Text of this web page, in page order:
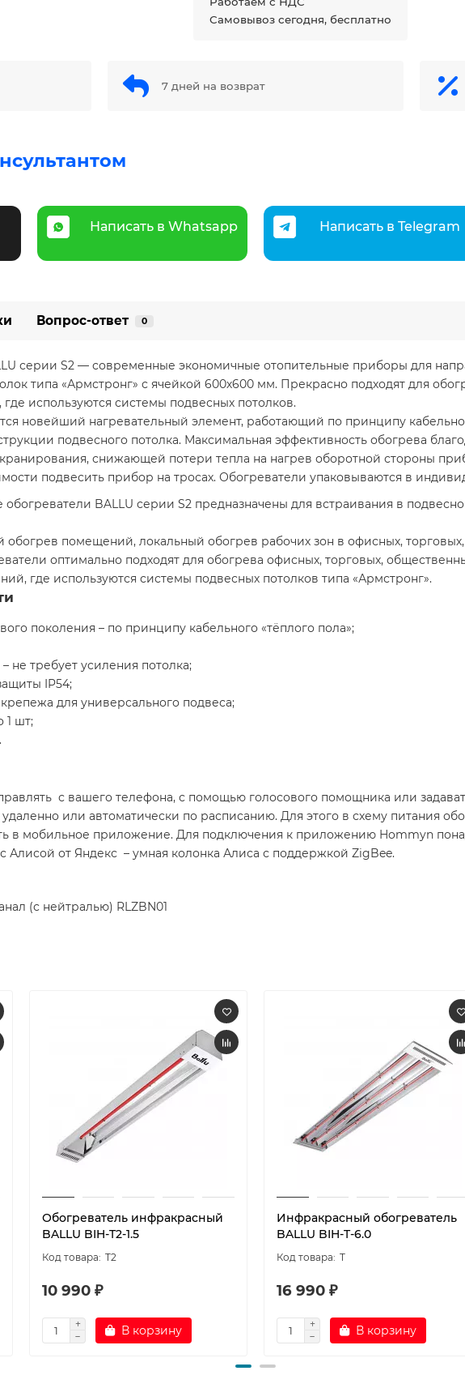
Самовывоз сегодня, бесплатно
7 дней на возврат
Написать в Whatsapp Написать в Telegram
Вопрос-ответ 0
серии S2 — современные экономичные отопительные приборы для
типа «Армстронг» с ячейкой 600х600 мм. Прекрасно подходят для
используются системы подвесных потолков.
новейший нагревательный элемент, работающий по принципу
подвесного потолка. Максимальная эффективность обогрева
снижающей потери тепла на нагрев оборотной стороны
подвесить прибор на тросах. Обогреватели упаковываются в
BALLU серии S2 предназначены для встраивания в
помещений, локальный обогрев рабочих зон в офисных,
оптимально подходят для обогрева офисных, торговых,
где используются системы подвесных потолков типа «Армстронг».
поколения – по принципу кабельного «тёплого пола»;
не требует усиления потолка;
IP54;
для универсального подвеса;
1 шт;
с вашего телефона, с помощью голосового помощника или
или автоматически по расписанию. Для этого в схему питания
в мобильное приложение. Для подключения к приложению Hommyn
от Яндекс – умная колонка Алиса с поддержкой ZigBee.
(с нейтралью) RLZBN01
Обогреватель инфракрасный
BALLU BIH-T2-1.5
T2
10 990 ₽
В корзину
Инфракрасный обогреватель
BALLU BIH-T-6.0
T
16 990 ₽
В корзину